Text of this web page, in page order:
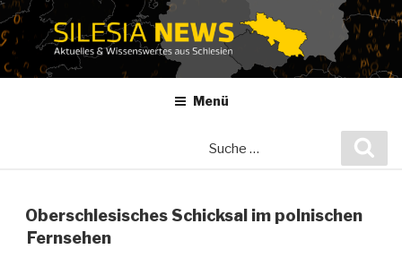
Zum
Inhalt
springen
Menü
Oberschlesisches Schicksal im polnischen
Fernsehen